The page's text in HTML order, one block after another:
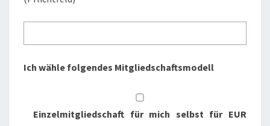
Ich wähle folgendes Mitgliedschaftsmodell
Einzelmitgliedschaft für mich selbst für EUR